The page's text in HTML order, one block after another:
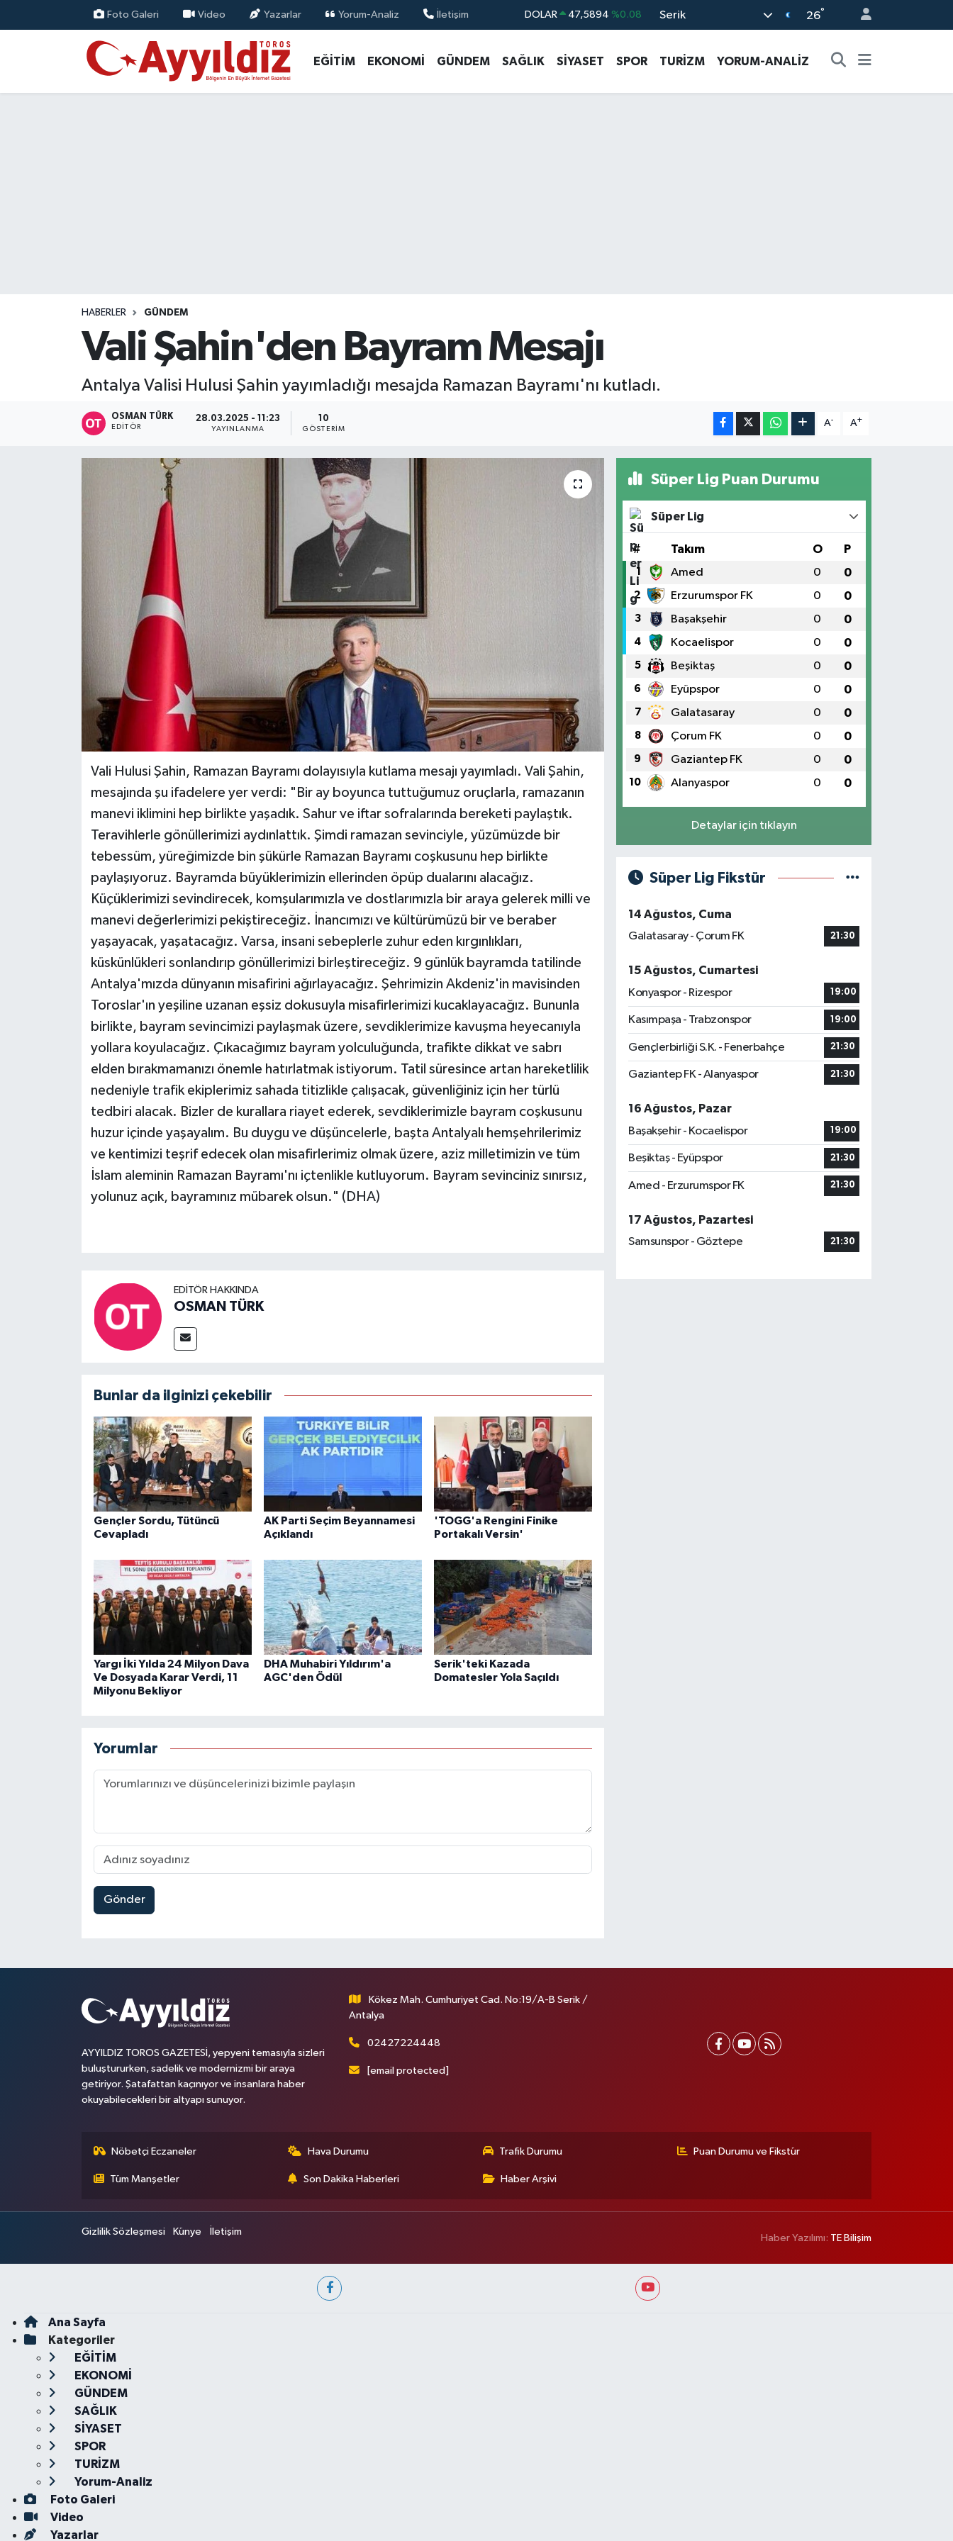
Foto Galeri Video Yazarlar Yorum-Analiz İletişim DOLAR 47,5894 %0.08
STERLİN 64,1581 %0.16
GRAM ALTIN 6508.83 %4.44
Serik 26°
EĞİTİM EKONOMİ GÜNDEM SAĞLIK SİYASET SPOR TURİZM YORUM-ANALİZ
HABERLER GÜNDEM
Vali Şahin'den Bayram Mesajı
Antalya Valisi Hulusi Şahin yayımladığı mesajda Ramazan Bayramı'nı kutladı.
OSMAN TÜRK
EDITÖR
28.03.2025 - 11:23
YAYINLANMA
10
GÖSTERIM
A- A+
Vali Hulusi Şahin, Ramazan Bayramı dolayısıyla kutlama mesajı yayımladı. Vali Şahin,
mesajında şu ifadelere yer verdi: "Bir ay boyunca tuttuğumuz oruçlarla, ramazanın
manevi iklimini hep birlikte yaşadık. Sahur ve iftar sofralarında bereketi paylaştık.
Teravihlerle gönüllerimizi aydınlattık. Şimdi ramazan sevinciyle, yüzümüzde bir
tebessüm, yüreğimizde bin şükürle Ramazan Bayramı coşkusunu hep birlikte
paylaşıyoruz. Bayramda büyüklerimizin ellerinden öpüp dualarını alacağız.
Küçüklerimizi sevindirecek, komşularımızla ve dostlarımızla bir araya gelerek milli ve
manevi değerlerimizi pekiştireceğiz. İnancımızı ve kültürümüzü bir ve beraber
yaşayacak, yaşatacağız. Varsa, insani sebeplerle zuhur eden kırgınlıkları,
küskünlükleri sonlandırıp gönüllerimizi birleştireceğiz. 9 günlük bayramda tatilinde
Antalya'mızda dünyanın misafirini ağırlayacağız. Şehrimizin Akdeniz'in mavisinden
Toroslar'ın yeşiline uzanan eşsiz dokusuyla misafirlerimizi kucaklayacağız. Bununla
birlikte, bayram sevincimizi paylaşmak üzere, sevdiklerimize kavuşma heyecanıyla
yollara koyulacağız. Çıkacağımız bayram yolculuğunda, trafikte dikkat ve sabrı
elden bırakmamanızı önemle hatırlatmak istiyorum. Tatil süresince artan hareketlilik
nedeniyle trafik ekiplerimiz sahada titizlikle çalışacak, güvenliğiniz için her türlü
tedbiri alacak. Bizler de kurallara riayet ederek, sevdiklerimizle bayram coşkusunu
huzur içinde yaşayalım. Bu duygu ve düşüncelerle, başta Antalyalı hemşehrilerimiz
ve kentimizi teşrif edecek olan misafirlerimiz olmak üzere, aziz milletimizin ve tüm
İslam aleminin Ramazan Bayramı'nı içtenlikle kutluyorum. Bayram sevinciniz sınırsız,
yolunuz açık, bayramınız mübarek olsun." (DHA)
EDITÖR HAKKINDA
OSMAN TÜRK
Bunlar da ilginizi çekebilir
Gençler Sordu, Tütüncü
Cevapladı
AK Parti Seçim Beyannamesi
Açıklandı
'TOGG'a Rengini Finike
Portakalı Versin'
Yargı İki Yılda 24 Milyon Dava
Ve Dosyada Karar Verdi, 11
Milyonu Bekliyor
DHA Muhabiri Yıldırım'a
AGC'den Ödül
Serik'teki Kazada
Domatesler Yola Saçıldı
Yorumlar
Gönder
Süper Lig Puan Durumu
Süper Lig
# Takım O P
1 Amed 0 0
2 Erzurumspor FK 0 0
3 Başakşehir 0 0
4 Kocaelispor 0 0
5 Beşiktaş 0 0
6 Eyüpspor 0 0
7 Galatasaray 0 0
8 Çorum FK 0 0
9 Gaziantep FK 0 0
10 Alanyaspor 0 0
Detaylar için tıklayın
Süper Lig Fikstür
14 Ağustos, Cuma
Galatasaray - Çorum FK
21:30
15 Ağustos, Cumartesi
Konyaspor - Rizespor
19:00
Kasımpaşa - Trabzonspor 19:00
Gençlerbirliği S.K. - Fenerbahçe 21:30
Gaziantep FK - Alanyaspor 21:30
16 Ağustos, Pazar
Başakşehir - Kocaelispor
19:00
Beşiktaş - Eyüpspor 21:30
Amed - Erzurumspor FK 21:30
17 Ağustos, Pazartesi
Samsunspor - Göztepe
21:30
AYYILDIZ TOROS GAZETESİ, yepyeni temasıyla sizleri
buluştururken, sadelik ve modernizmi bir araya
getiriyor. Şatafattan kaçınıyor ve insanlara haber
okuyabilecekleri bir altyapı sunuyor.
Kökez Mah. Cumhuriyet Cad. No:19/A-B Serik /
Antalya
02427224448
[email protected]
Nöbetçi Eczaneler Hava Durumu Trafik Durumu Puan Durumu ve Fikstür
Tüm Manşetler Son Dakika Haberleri Haber Arşivi
Gizlilik Sözleşmesi Künye İletişim
Haber Yazılımı: TE Bilişim
Ana Sayfa
Kategoriler
EĞİTİM
EKONOMİ
GÜNDEM
SAĞLIK
SİYASET
SPOR
TURİZM
Yorum-Analiz
Foto Galeri
Video
Yazarlar